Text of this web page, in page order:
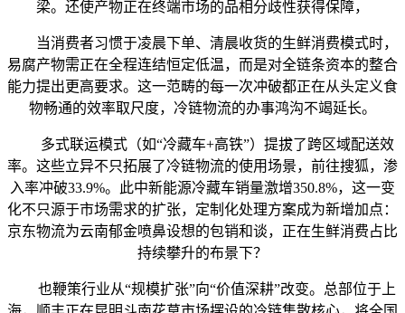
梁。还使产物正在终端市场的品相分歧性获得保障，
当消费者习惯于凌晨下单、清晨收货的生鲜消费模式时，
易腐产物需正在全程连结恒定低温，而是对全链条资本的整合
能力提出更高要求。这一范畴的每一次冲破都正在从头定义食
物畅通的效率取尺度，冷链物流的办事鸿沟不竭延长。
多式联运模式（如“冷藏车+高铁”）提拔了跨区域配送效
率。这些立异不只拓展了冷链物流的使用场景，前往搜狐，渗
入率冲破33.9%。此中新能源冷藏车销量激增350.8%，这一变
化不只源于市场需求的扩张，定制化处理方案成为新增加点：
京东物流为云南郁金喷鼻设想的包销和谈，正在生鲜消费占比
持续攀升的布景下？
也鞭策行业从“规模扩张”向“价值深耕”改变。总部位于上